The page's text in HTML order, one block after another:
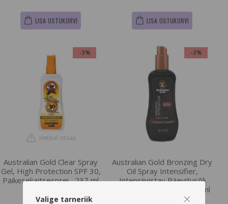
LISA OSTUKORVI LISA OSTUKORVI
-3%
Hetkel otsas
Australian Gold Clear Spray
Gel, High Protection SPF 30,
Päikesekaitsesprei , 237 ml
-3%
Australian Gold Bronzing Dry
Oil Spray Intensifier,
Intensiivistav Päevitusõli
Isepruunistajatega , 237 ml
Valige tarneriik